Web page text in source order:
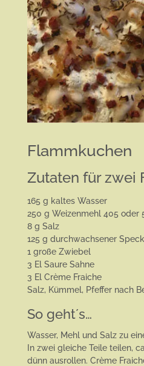
Flammkuchen
Zutaten für zwei
165 g kaltes Wasser
250 g Weizenmehl 405 oder
8 g Salz
125 g durchwachsener
1 große Zwiebel
3 El Saure Sahne
3 El Crème Fraiche
Salz, Kümmel, Pfeffer nach
So geht´s…
Wasser, Mehl und Salz zu
In zwei gleiche Teile teilen,
dünn ausrollen. Crème